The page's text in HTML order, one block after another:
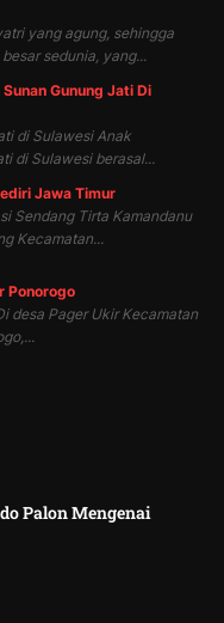
yang agung, sehingga
sedunia, yang...
Gunung Jati Di
di Sulawesi Anak
di Sulawesi berasal...
Jawa Timur
Sendang Tirta Kamandanu
Kecamatan...
Ponorogo
desa Pager Ukir Kecamatan
Palon Mengenai